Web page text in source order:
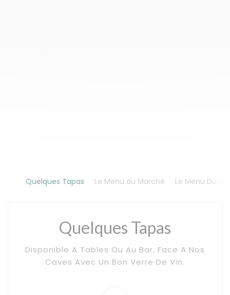
Quelques Tapas Le Menu du Marché Le Menu Du
Quelques Tapas
Disponible A Tables Ou Au Bar, Face A Nos
Caves Avec Un Bon Verre De Vin.